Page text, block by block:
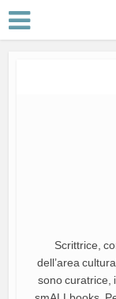
Scrittrice,
dell’area
sono curatrice,